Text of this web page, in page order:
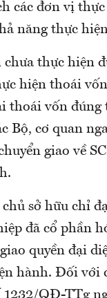
các đơn vị
năng thực
thực hiện
hiện thoái
thoái vốn
Bộ, cơ quan
giao về
sở hữu chỉ
đã cổ phần
quyền đại
hành. Đối với
QĐ-TTg